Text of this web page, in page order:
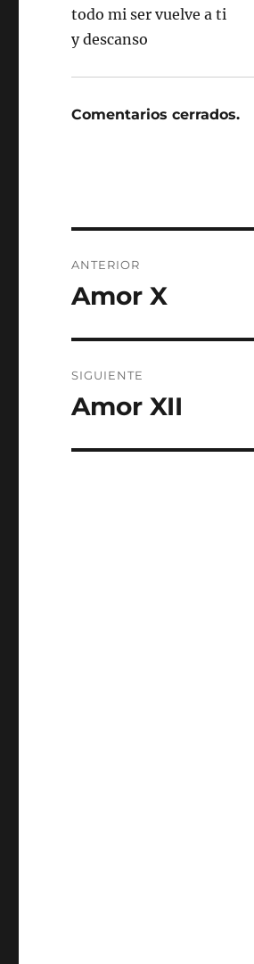
todo mi ser vuelve a ti
y descanso
Comentarios cerrados.
de
ANTERIOR
Entrada
Amor X
SIGUIENTE
Entrada
Amor XII